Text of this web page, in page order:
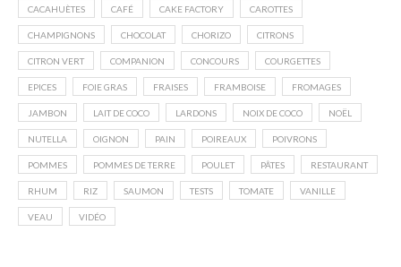
CACAHUÈTES CAFÉ CAKE FACTORY CAROTTES
CHAMPIGNONS CHOCOLAT CHORIZO CITRONS
CITRON VERT COMPANION CONCOURS COURGETTES
EPICES FOIE GRAS FRAISES FRAMBOISE FROMAGES
JAMBON LAIT DE COCO LARDONS NOIX DE COCO NOËL
NUTELLA OIGNON PAIN POIREAUX POIVRONS
POMMES POMMES DE TERRE POULET PÂTES RESTAURANT
RHUM RIZ SAUMON TESTS TOMATE VANILLE
VEAU VIDÉO